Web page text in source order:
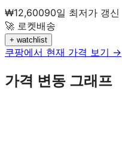
₩12,60090일 최저가 갱신
🚀 로켓배송
+ watchlist
쿠팡에서 현재 가격 보기 →
가격 변동 그래프